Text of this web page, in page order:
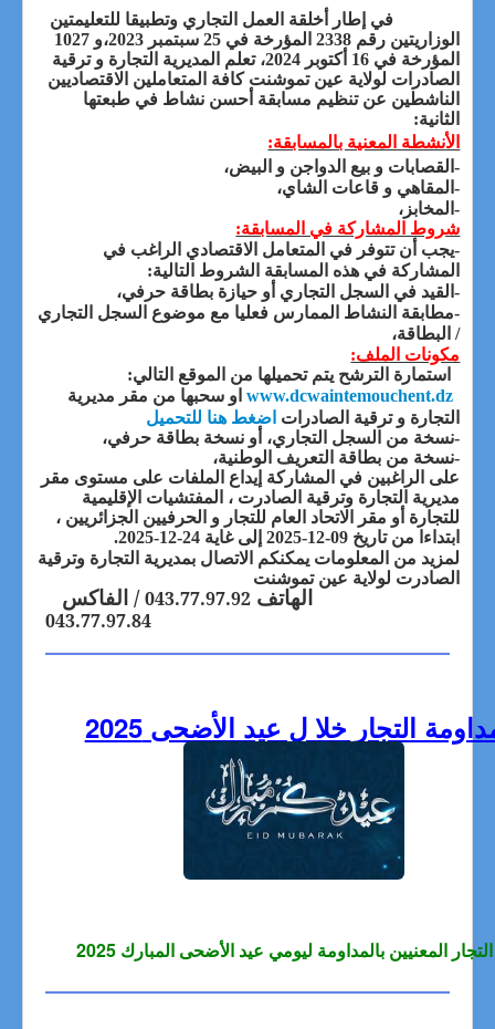
في إطار أخلقة العمل التجاري وتطبيقا للتعليمتين
الوزاريتين رقم 2338 ا
لمؤرخة في 25 سبتمبر 2023،و 1027
المؤرخة في 16 أكتوبر 2024،
تعلم المديرية التجارة و ترقية
الصادرات لولاية عين تموشنت كافة المتعاملين الاقتصاديين
الناشطين عن تنظيم مسابقة أحسن نشاط في طبعتها
الثانية:
الأنشطة المعنية بالمسابقة:
-القصابات و بيع الدواجن و البيض،
-المقاهي و قاعات الشاي،
-المخابز،
شروط المشاركة في المسابقة:
-يجب أن تتوفر في المتعامل الاقتصادي الراغب في
المشاركة في هذه المسابقة الشروط التالية:
-القيد في السجل التجاري أو حيازة بطاقة حرفي،
-مطابقة النشاط الممارس فعليا مع موضوع السجل التجاري
/ البطاقة،
مكونات الملف:
استمارة الترشح يتم تحميلها من الموقع التالي:
www.dcwaintemouchent.dzاو سحبها من مقر مديرية
التجارة و ترقية الصادرات اضغط هنا للتحميل
-نسخة من السجل التجاري، أو نسخة بطاقة حرفي،
-نسخة من بطاقة التعريف الوطنية،
على الراغبين في المشاركة إيداع الملفات على مستوى مقر
مديرية التجارة وترقية الصادرت ، المفتشيات الإقليمية
للتجارة أو مقر الاتحاد العام للتجار و الحرفيين الجزائريين ،
ابتداءا من تاريخ 09-12-2025
إلى غاية 24-12-2025 .
لمزيد من المعلومات يمكنكم الاتصال بمديرية التجارة وترقية
الصادرت لولاية عين تموشنت
الهاتف 043.77.97.92/ الفاكس
043.77.97.84
التجار خلا ل عيد الأضحى 2025
المعنيين بالمداومة ليومي عيد الأضحى المبارك 2025